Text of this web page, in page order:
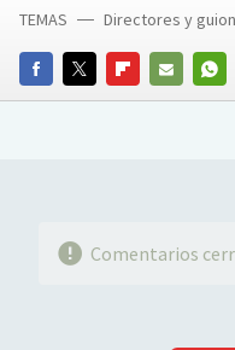
FACEBOOKTWITTERFLIPBOARD
E-
TEMAS Directores y
Comentarios